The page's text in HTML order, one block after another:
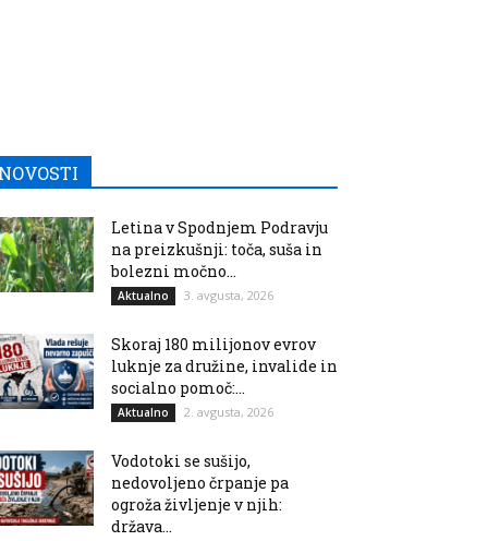
Letina v Spodnjem Podravju
na preizkušnji: toča, suša in
bolezni močno...
Aktualno 3. avgusta, 2026
Skoraj 180 milijonov evrov
luknje za družine, invalide in
socialno pomoč:...
Aktualno 2. avgusta, 2026
Vodotoki se sušijo,
nedovoljeno črpanje pa
ogroža življenje v njih:
država...